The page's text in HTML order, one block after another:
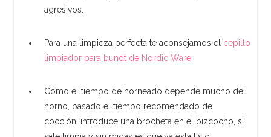
agresivos.
Para una limpieza perfecta te aconsejamos el cepillo
limpiador para bundt de Nordic Ware.
Cómo el tiempo de horneado depende mucho del
horno, pasado el tiempo recomendado de
cocción, introduce una brocheta en el bizcocho, si